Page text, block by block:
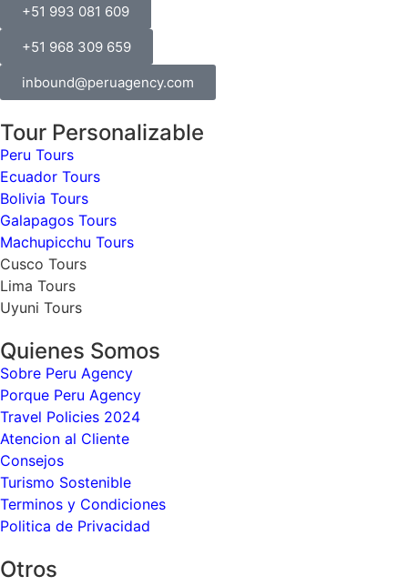
+51 993 081 609
+51 968 309 659
inbound@peruagency.com
Tour Personalizable
Peru Tours
Ecuador Tours
Bolivia Tours
Galapagos Tours
Machupicchu Tours
Cusco Tours
Lima Tours
Uyuni Tours
Quienes Somos
Sobre Peru Agency
Porque Peru Agency
Travel Policies 2024
Atencion al Cliente
Consejos
Turismo Sostenible
Terminos y Condiciones
Politica de Privacidad
Otros